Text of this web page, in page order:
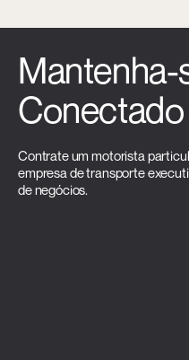
Mantenha-
Conectado
Contrate um motorista
empresa de transporte
de negócios.